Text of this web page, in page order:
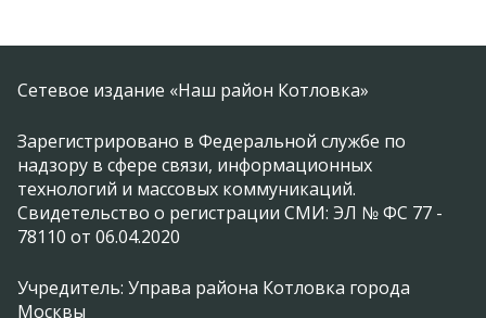
Сетевое издание «Наш район Котловка»
Зарегистрировано в Федеральной службе по
надзору в сфере связи, информационных
технологий и массовых коммуникаций.
Свидетельство о регистрации СМИ: ЭЛ № ФС 77 -
78110 от 06.04.2020
Учредитель: Управа района Котловка города
Москвы